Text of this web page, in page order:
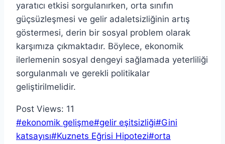
yaratıcı etkisi sorgulanırken, orta sınıfın
güçsüzleşmesi ve gelir adaletsizliğinin artış
göstermesi, derin bir sosyal problem olarak
karşımıza çıkmaktadır. Böylece, ekonomik
ilerlemenin sosyal dengeyi sağlamada yeterliliği
sorgulanmalı ve gerekli politikalar
geliştirilmelidir.
Post Views: 11
Post
Tags:
#ekonomik gelişme#gelir eşitsizliği#Gini
katsayısı#Kuznets Eğrisi Hipotezi#orta